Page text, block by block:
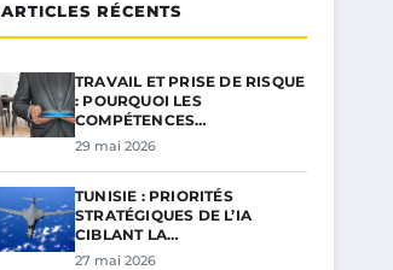
ARTICLES RÉCENTS
TRAVAIL ET PRISE DE RISQUE
: POURQUOI LES
COMPÉTENCES…
29 mai 2026
TUNISIE : PRIORITÉS
STRATÉGIQUES DE L’IA
CIBLANT LA…
27 mai 2026